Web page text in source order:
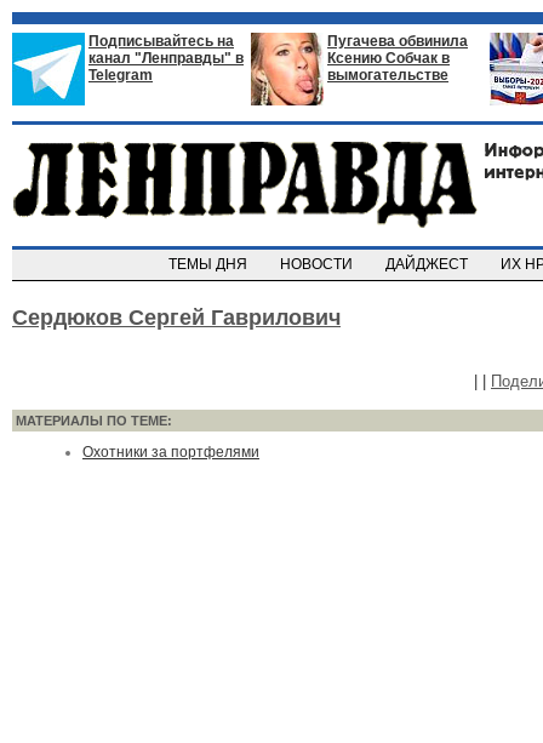
Подписывайтесь на
канал "Ленправды" в
Telegram
Пугачева обвинила
Ксению Собчак в
вымогательстве
ТЕМЫ ДНЯ НОВОСТИ ДАЙДЖЕСТ ИХ
Сердюков Сергей Гаврилович
МАТЕРИАЛЫ ПО ТЕМЕ:
Охотники за портфелями